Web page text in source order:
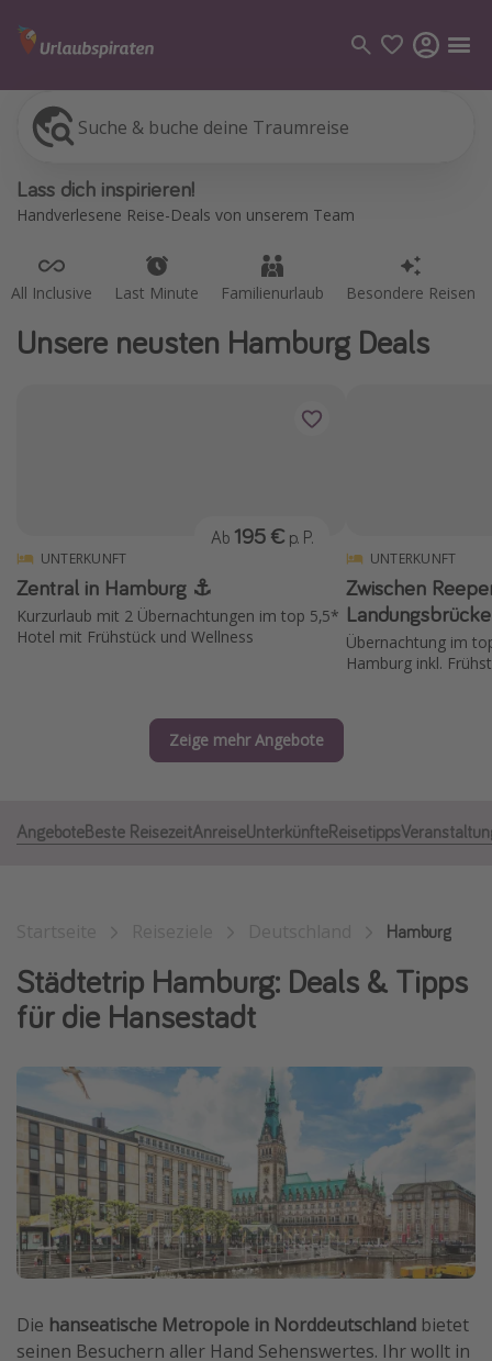
Suche & buche deine Traumreise
Lass dich inspirieren!
Handverlesene Reise-Deals von unserem Team
All Inclusive Last Minute Familienurlaub Besondere Reisen
All Inclusive
Flüge
Pauschalreisen
Goa Urlaub
St. Lucia Urlaub
Kefalonia Urlaub
Sri Lanka Rundreise
Japan Rundreise
Reisethemen
Roadtrips
Wochenendtrip
Strandurlaub
Gruppenreisen
Hotels in Hamburg
Hotels in Amsterdam
Hotels am Achensee
Reise Journal
Unsere neusten Hamburg Deals
UNTERKUNFT
Zentral in Hamburg ⚓️
Kurzurlaub mit 2 Übernachtungen im top 5,5*
Hotel mit Frühstück und Wellness
Ab 195 € p. P.
UNTERKUNFT
Zwischen
Übernachtung im
Hamburg inkl.
Zeige mehr Angebote
AngeboteBeste ReisezeitAnreiseUnterkünfteReisetipps
Hamburg
Städtetrip Hamburg: Deals & Tipps
für die Hansestadt
Die hanseatische Metropole in Norddeutschland bietet
seinen Besuchern aller Hand Sehenswertes. Ihr wollt in